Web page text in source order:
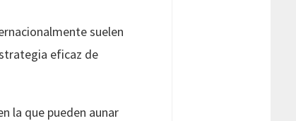
suelen
eficaz de
la que pueden aunar